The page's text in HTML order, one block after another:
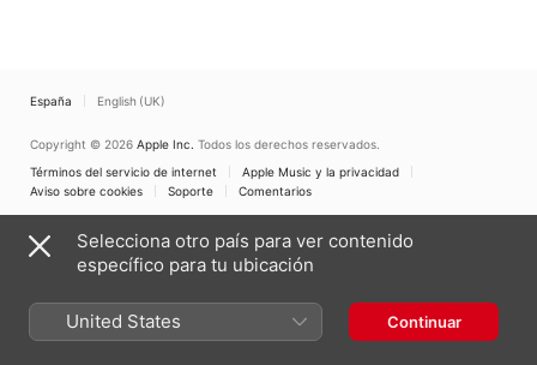
España English (UK)
Copyright © 2026 Apple Inc. Todos los derechos reservados.
Términos del servicio de internet
Apple Music y la privacidad
Aviso sobre cookies
Soporte Comentarios
Selecciona otro país para ver contenido
específico para tu ubicación
United States Continuar